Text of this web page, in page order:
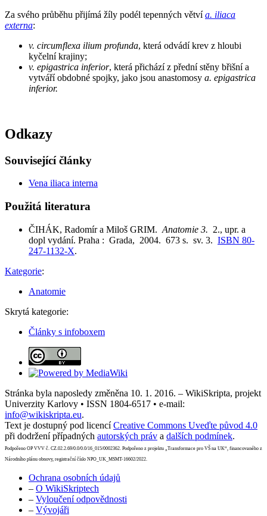
Za svého průběhu přijímá žíly podél tepenných větvía. iliaca
externa:
v. circumflexa ilium profunda, která odvádí krev z hloubi
kyčelní krajiny;
v. epigastrica inferior, která přichází z přední stěny břišní a
vytváří obdobné spojky, jako jsou anastomosy a. epigastrica
inferior.
Odkazy
Související články
Vena iliaca interna
Použitá literatura
ČIHÁK, Radomír a Miloš GRIM. Anatomie 3. 2., upr. a
dopl vydání. Praha : Grada, 2004. 673 s. sv. 3. ISBN 80-
247-1132-X.
Kategorie:
Anatomie
Skrytá kategorie:
Články s infoboxem
Stránka byla naposledy změněna 10. 1. 2016. – WikiSkripta, projekt
Univerzity Karlovy • ISSN 1804-6517 • e-mail:
info@wikiskripta.eu.
Text je dostupný pod licencíCreative Commons Uveďte původ 4.0
při dodržení případných autorských práv a dalších podmínek.
Podpořeno OP VVV č. CZ.02.2.69/0.0/0.0/16_015/0002362. Podpořeno z projektu „Transformace pro VŠ na UK“, financovaného z
Národního plánu obnovy, registrační číslo NPO_UK_MSMT-16602/2022.
Ochrana osobních údajů
– O WikiSkriptech
– Vyloučení odpovědnosti
– Vývojáři